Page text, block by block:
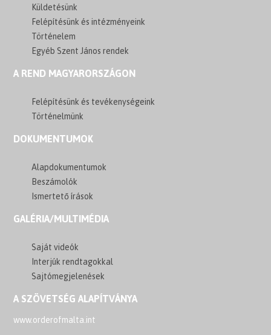
Küldetésünk
Felépítésünk és intézményeink
Történelem
Egyéb Szent János rendek
A REND MAGYARORSZÁGON
Felépítésünk és tevékenységeink
Történelmünk
DOKUMENTUMOK
Alapdokumentumok
Beszámolók
Ismertető írások
GALÉRIA/MULTIMÉDIA
Saját videók
Interjúk rendtagokkal
Sajtómegjelenések
A SZÖVETSÉG ALAPÍTVÁNYA
www.orderofmalta.int